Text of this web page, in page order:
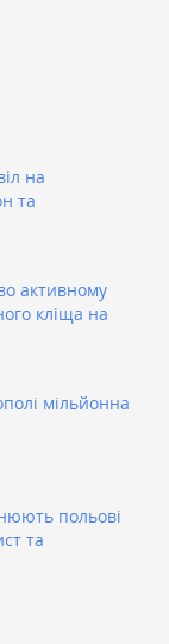
на
та
активному
кліща на
мільйонна
польові
та